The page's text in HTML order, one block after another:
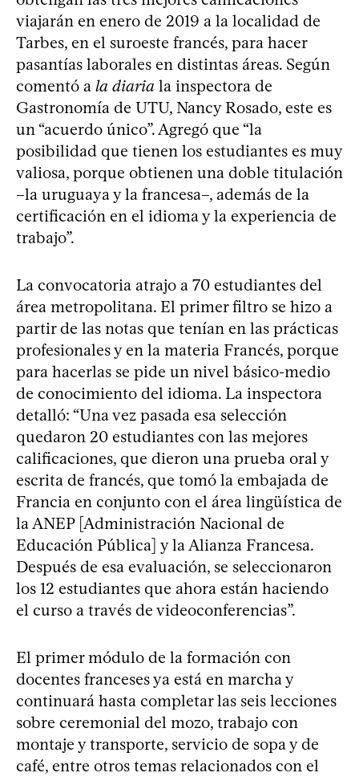
viajarán en enero de 2019 a la localidad de
Tarbes, en el suroeste francés, para hacer
pasantías laborales en distintas áreas. Según
comentó a la diaria la inspectora de
Gastronomía de UTU, Nancy Rosado, este es
un “acuerdo único”. Agregó que “la
posibilidad que tienen los estudiantes es muy
valiosa, porque obtienen una doble titulación
–la uruguaya y la francesa–, además de la
certificación en el idioma y la experiencia de
trabajo”.
La convocatoria atrajo a 70 estudiantes del
área metropolitana. El primer filtro se hizo a
partir de las notas que tenían en las prácticas
profesionales y en la materia Francés, porque
para hacerlas se pide un nivel básico-medio
de conocimiento del idioma. La inspectora
detalló: “Una vez pasada esa selección
quedaron 20 estudiantes con las mejores
calificaciones, que dieron una prueba oral y
escrita de francés, que tomó la embajada de
Francia en conjunto con el área lingüística de
la ANEP [Administración Nacional de
Educación Pública] y la Alianza Francesa.
Después de esa evaluación, se seleccionaron
los 12 estudiantes que ahora están haciendo
el curso a través de videoconferencias”.
El primer módulo de la formación con
docentes franceses ya está en marcha y
continuará hasta completar las seis lecciones
sobre ceremonial del mozo, trabajo con
montaje y transporte, servicio de sopa y de
café, entre otros temas relacionados con el